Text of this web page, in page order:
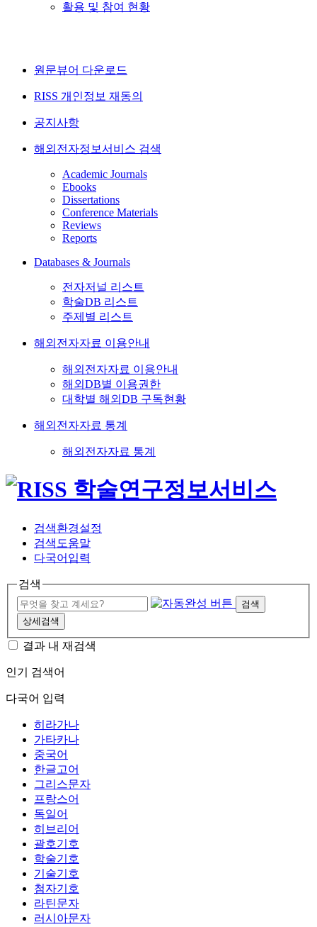
활용 및 참여 현황
원문뷰어 다운로드
RISS 개인정보 재동의
공지사항
해외전자정보서비스 검색
Academic Journals
Ebooks
Dissertations
Conference Materials
Reviews
Reports
Databases & Journals
전자저널 리스트
학술DB 리스트
주제별 리스트
해외전자자료 이용안내
해외전자자료 이용안내
해외DB별 이용권한
대학별 해외DB 구독현황
해외전자자료 통계
해외전자자료 통계
검색환경설정
검색도움말
다국어입력
검색
검색
상세검색
결과 내 재검색
인기 검색어
다국어 입력
히라가나
가타카나
중국어
한글고어
그리스문자
프랑스어
독일어
히브리어
괄호기호
학술기호
기술기호
첨자기호
라틴문자
러시아문자